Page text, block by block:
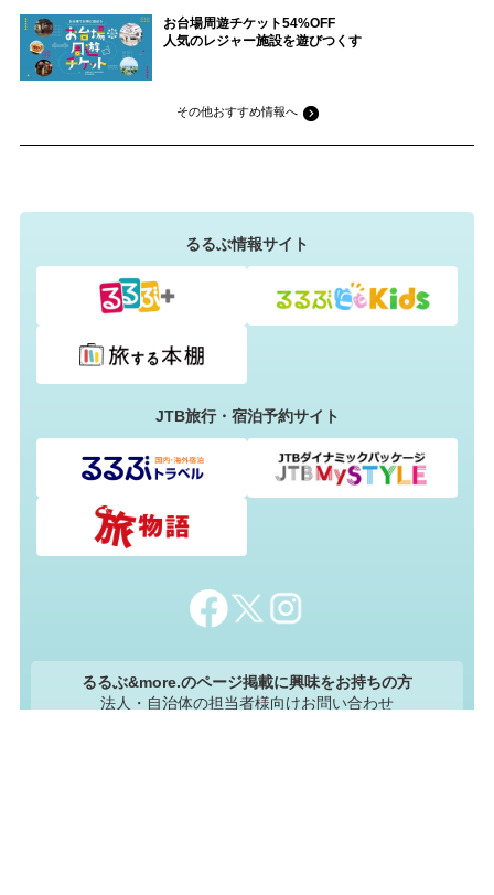
お台場周遊チケット54%OFF
人気のレジャー施設を遊びつくす
その他おすすめ情報へ
るるぶ情報サイト
JTB旅行・宿泊予約サイト
るるぶ&more.のページ掲載に興味をお持ちの方
法人・自治体の担当者様向けお問い合わせ